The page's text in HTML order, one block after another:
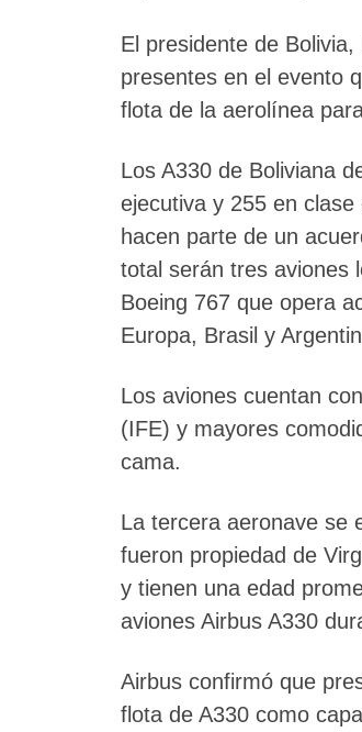
El presidente de
presentes en el evento
flota de la aerolínea
Los A330 de Boliviana
ejecutiva y 255 en
hacen parte de un
total serán tres aviones
Boeing 767 que opera
Europa, Brasil y
Los aviones cuentan
(IFE) y mayores
cama.
La tercera aeronave se
fueron propiedad de
y tienen una edad
aviones Airbus A330
Airbus confirmó que
flota de A330 como